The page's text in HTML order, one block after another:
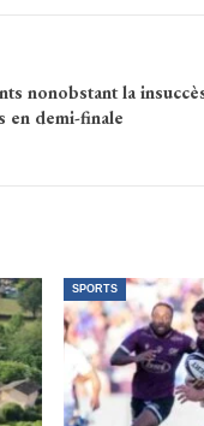
nonobstant la
en demi-finale
SPORTS